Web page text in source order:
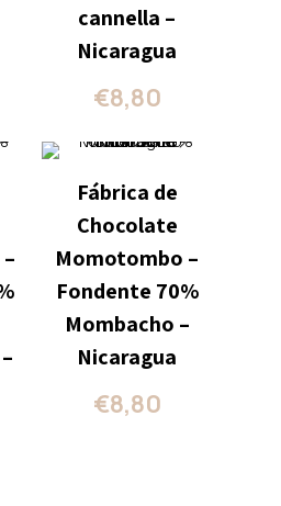
cannella –
Nicaragua
€8,80
Fábrica de
Chocolate
Momotombo –
Fondente 70%
Mombacho –
Nicaragua
€8,80